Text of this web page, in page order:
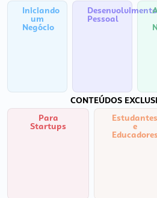
Iniciando
um
Negócio
Desenvolvimento
Pessoal
CONTEÚDOS
Para
Startups
Estudantes
e
Educadores